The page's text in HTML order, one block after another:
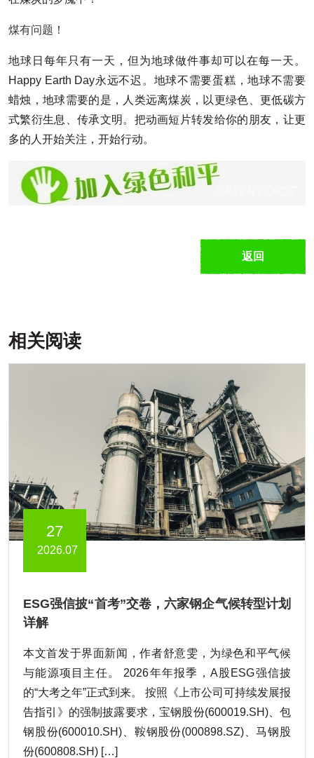
煤有问题！
地球日每年只有一天，但为地球做件事却可以在每一天。
Happy Earth Day永远不迟。地球不需要蛋糕，地球不需要
蜡烛，地球需要的是，人类远离煤炭，以更绿色、更低碳方
式繁衍生息、传承文明。把动画短片转发给你的朋友，让更
多的人开始关注，开始行动。
返回
相关阅读
27
2026.07
ESG强信披“首考”交卷，六家钢企气候转型计划
详解
本文首发于界面新闻，作者舒意雯，为绿色和平气候
与能源项目主任。 2026年年报季，A股ESG强信披
的“大考之年”正式到来。 按照《上市公司可持续发展报
告指引》的强制披露要求，宝钢股份(600019.SH)、包
钢股份(600010.SH)、鞍钢股份(000898.SZ)、马钢股
份(600808.SH) […]